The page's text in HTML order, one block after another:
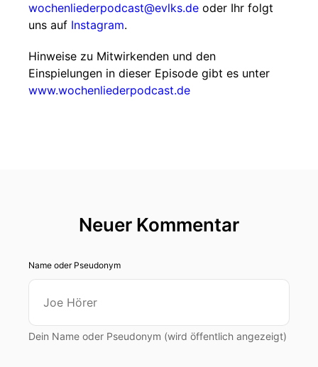
wochenliederpodcast@evlks.de oder Ihr folgt
uns auf Instagram.
Hinweise zu Mitwirkenden und den
Einspielungen in dieser Episode gibt es unter
www.wochenliederpodcast.de
Neuer Kommentar
Name oder Pseudonym
Dein Name oder Pseudonym (wird öffentlich angezeigt)